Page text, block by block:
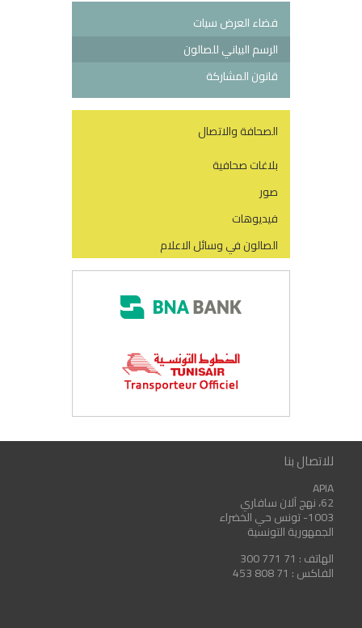
فضاء العرض سيات
الرسم البياني للصالون
قانون المشاركة
الصحافة والاتصال
بلاغات صحافية
صور
فيديوهات
الصالون في وسائل الاعلام
للاتصال بنا
APIA
62، نهج آلان سافاري
1003- تونس حي الخضراء
الجمهورية التونسية
الهاتف : 71 771 300
الفاكس : 71 808 453